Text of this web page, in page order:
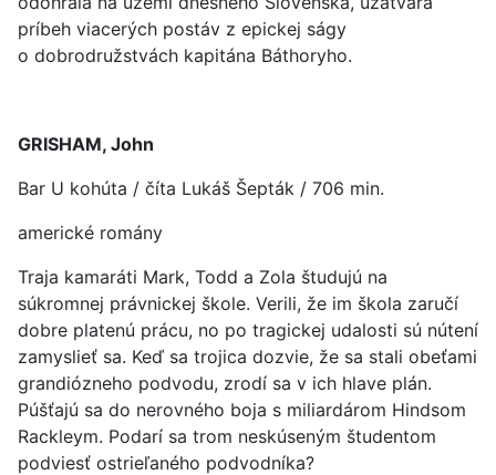
príbeh viacerých postáv z epickej ságy
o dobrodružstvách kapitána Báthoryho.
GRISHAM, John
Bar U kohúta / číta Lukáš Šepták / 706 min.
americké romány
Traja kamaráti Mark, Todd a Zola študujú na
súkromnej právnickej škole. Verili, že im škola zaručí
dobre platenú prácu, no po tragickej udalosti sú nútení
zamyslieť sa. Keď sa trojica dozvie, že sa stali obeťami
grandiózneho podvodu, zrodí sa v ich hlave plán.
Púšťajú sa do nerovného boja s miliardárom Hindsom
Rackleym. Podarí sa trom neskúseným študentom
podviesť ostrieľaného podvodníka?